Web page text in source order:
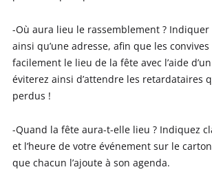
-Où aura lieu le rassemblement ?
ainsi qu’une adresse, afin que les
facilement le lieu de la fête avec l’aide d’un
éviterez ainsi d’attendre les retardataires
perdus !
-Quand la fête aura-t-elle lieu ? Indiquez
et l’heure de votre événement sur le
que chacun l’ajoute à son agenda.